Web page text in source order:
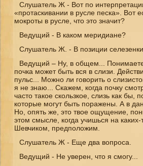
Слушатель Ж - Вот по
«протаскивании в русле песка». Вот
мокроты в русле, что это значит?
Ведущий - В каком меридиане?
Слушатель Ж. - В позиции селезенки.
Ведущий – Ну, в общем... Понимаете,
почка может быть вся в слизи.
пульс... Можно ли говорить о
я не знаю... Скажем, когда почку
часто такое скользкое, слизь как бы,
которые могут быть поражены. А в
Но, опять же, это твое ощущение,
этом смысле, когда учишься на
Шевчиком, предположим.
Слушатель Ж - Еще два вопроса.
Ведущий - Не уверен, что я смогу...